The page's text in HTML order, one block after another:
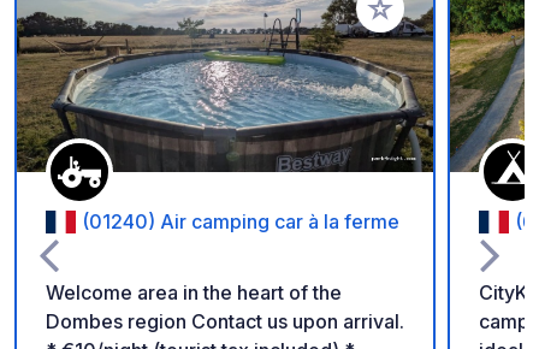
Add to your
(01240) Air camping car à la ferme
Welcome area in the heart of the
Dombes region Contact us upon arrival.